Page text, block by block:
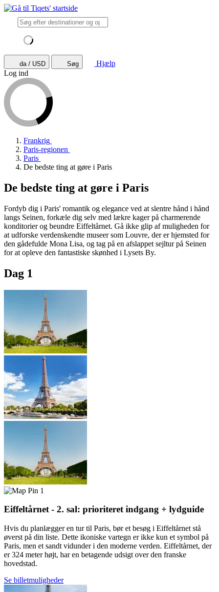
da / USD Søg
Hjælp
Log ind
Frankrig
Paris-regionen
Paris
De bedste ting at gøre i Paris
De bedste ting at gøre i Paris
Fordyb dig i Paris' romantik og elegance ved at slentre hånd i hånd
langs Seinen, forkæle dig selv med lækre kager på charmerende
konditorier og beundre Eiffeltårnet. Gå ikke glip af muligheden for
at udforske verdenskendte museer som Louvre, der er hjemsted for
den gådefulde Mona Lisa, og tag på en afslappet sejltur på Seinen
for at opleve den fantastiske skønhed i Lysets By.
Dag 1
1
Eiffeltårnet - 2. sal: prioriteret indgang + lydguide
Hvis du planlægger en tur til Paris, bør et besøg i Eiffeltårnet stå
øverst på din liste. Dette ikoniske vartegn er ikke kun et symbol på
Paris, men et sandt vidunder i den moderne verden. Eiffeltårnet, der
er 324 meter højt, har en betagende udsigt over den franske
hovedstad.
Se billetmuligheder